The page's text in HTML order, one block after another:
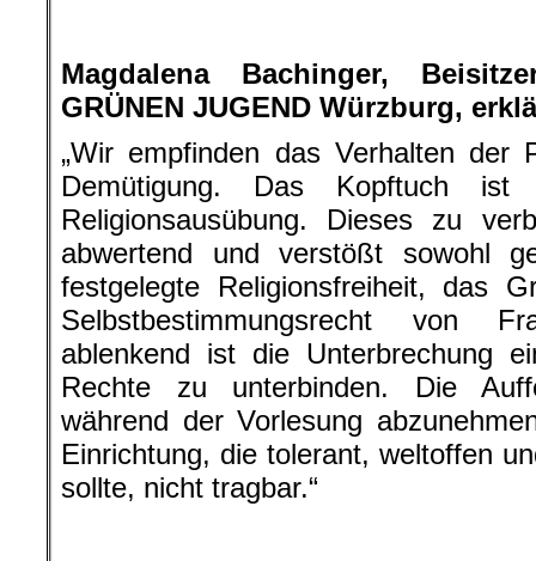
Magdalena Bachinger,
GRÜNEN JUGEND Würzburg,
„Wir empfinden das Verhalten der
Demütigung. Das Kopftuch ist
Religionsausübung. Dieses zu
abwertend und verstößt sowohl
festgelegte Religionsfreiheit, das
Selbstbestimmungsrecht von
ablenkend ist die Unterbrechung
Rechte zu unterbinden. Die
während der Vorlesung
Einrichtung, die tolerant, weltoffen
sollte, nicht tragbar.“